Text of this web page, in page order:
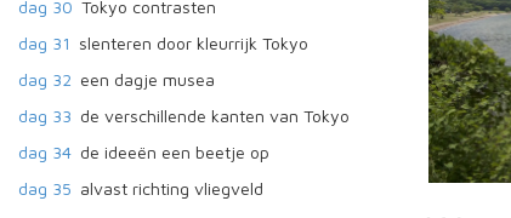
dag 30 Tokyo contrasten
dag 31 slenteren door kleurrijk Tokyo
dag 32 een dagje musea
dag 33 de verschillende kanten van Tokyo
dag 34 de ideeën een beetje op
dag 35 alvast richting vliegveld